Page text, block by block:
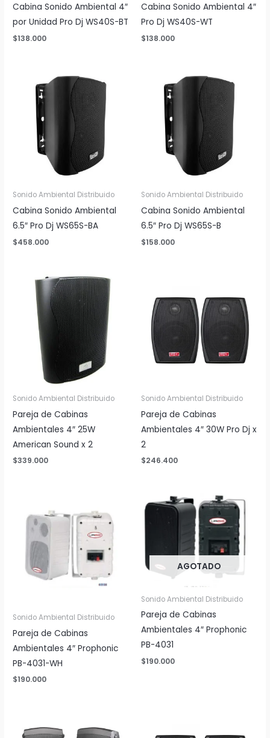
Cabina Sonido Ambiental 4″
por Unidad Pro Dj WS40S-BT
$138.000
Cabina Sonido Ambiental 4″
Pro Dj WS40S-WT
$138.000
Sonido Ambiental Distribuido
Cabina Sonido Ambiental
6.5″ Pro Dj WS65S-BA
$458.000
Sonido Ambiental Distribuido
Cabina Sonido Ambiental
6.5″ Pro Dj WS65S-B
$158.000
Sonido Ambiental Distribuido
Pareja de Cabinas
Ambientales 4″ 25W
American Sound x 2
$339.000
Sonido Ambiental Distribuido
Pareja de Cabinas
Ambientales 4″ 30W Pro Dj x
2
$246.400
Sonido Ambiental Distribuido
Pareja de Cabinas
Ambientales 4″ Prophonic
PB-4031-WH
$190.000
AGOTADO
Sonido Ambiental Distribuido
Pareja de Cabinas
Ambientales 4″ Prophonic
PB-4031
$190.000